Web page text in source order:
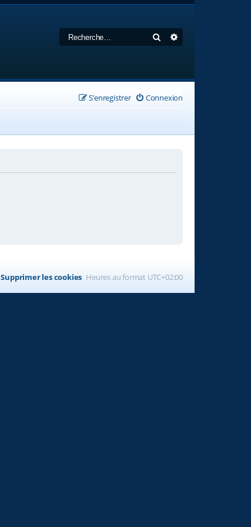
Rechercher
Connexion
S’enregistrer
Heures au format UTC+02:00
Supprimer les cookies